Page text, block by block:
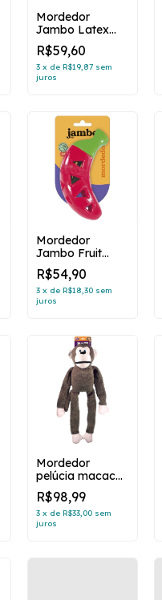
Mordedor
Jambo Latex
Galinha funny
peq
R$59,60
3 x de R$19,87 sem
juros
Mordedor
Jambo Fruit
Treat Pimenta
R$54,90
3 x de R$18,30 sem
juros
Mordedor
pelúcia macaco
gigante marrom
R$98,99
3 x de R$33,00 sem
juros